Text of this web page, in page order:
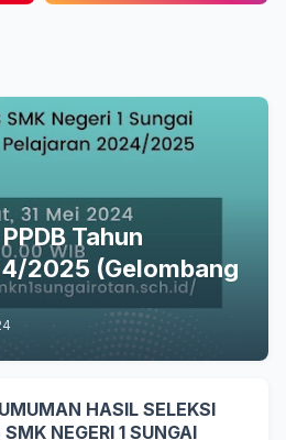
Tahun
2025 (Gelombang
HASIL SELEKSI
NEGERI 1 SUNGAI